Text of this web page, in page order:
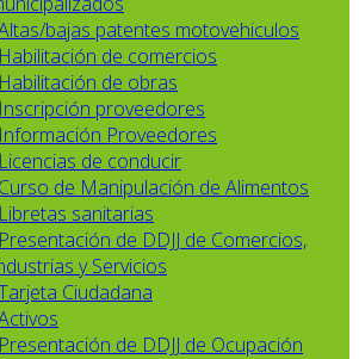
bajas patentes motovehiculos
Habilitación de comercios
Habilitación de obras
Inscripción proveedores
Información Proveedores
Licencias de conducir
Curso de Manipulación de Alimentos
Libretas sanitarias
Presentación de DDJJ de Comercios,
y Servicios
Ciudadana
Presentación de DDJJ de Ocupación